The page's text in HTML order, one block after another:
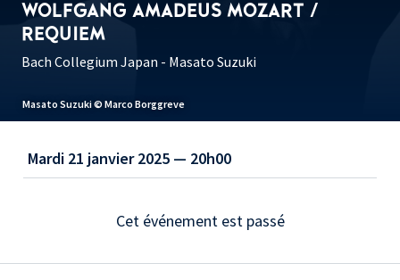
Masato Suzuki © Marco Borggreve
WOLFGANG AMADEUS MOZART /
REQUIEM
Bach Collegium Japan - Masato Suzuki
Mardi 21 janvier 2025 — 20h00
Cet événement est passé